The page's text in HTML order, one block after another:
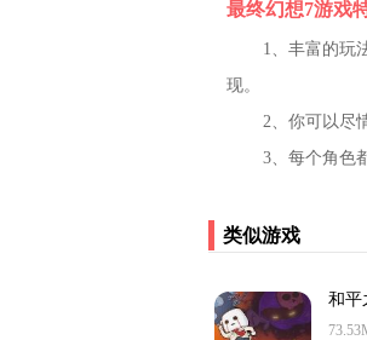
最终幻想7游戏
1、丰富的玩
现。
2、你可以尽
3、每个角色
类似游戏
和平